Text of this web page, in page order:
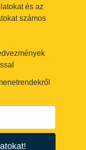
és az
számos